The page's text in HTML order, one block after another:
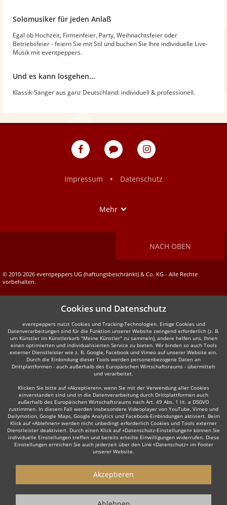
Solomusiker für jeden Anlaß
Egal ob Hochzeit, Firmenfeier, Party, Weihnachtsfeier oder
Betriebsfeier - feiern Sie mit Stil und buchen Sie Ihre individuelle Live-
Musik mit eventpeppers.
Und es kann losgehen...
Klassik-Sänger aus ganz Deutschland: individuell & professionell.
eventpeppers
Blog
eventpeppers
Impressum
• Datenschutz
Mehr
NACH OBEN
© 2010-2026 eventpeppers UG (haftungsbeschränkt) & Co. KG - Alle Rechte
vorbehalten.
Cookies und Datenschutz
eventpeppers nutzt Cookies und Tracking-Technologien. Einige Cookies und
Datenverarbeitungen sind für die Funktion unserer Website zwingend erforderlich (z. B.
um Künstler im Künstlerkorb "Meine Künstler" zu sammeln), andere helfen uns, Ihnen
einen optimierten und individualisierten Service zu bieten. Wir binden so auch Tools
externer Dienstleister wie z. B. Google, Facebook und Vimeo auf unserer Website ein.
Durch die Einbindung dieser Tools werden personenbezogene Daten an
Drittplattformen - auch außerhalb des Europäischen Wirtschaftsraums - übermittelt
und verarbeitet.
Klicken Sie bitte auf «Akzeptieren», wenn Sie mit der Verwendung aller Cookies
einverstanden sind und in die Datenverarbeitung durch Drittplattformen auch
außerhalb des Europäischen Wirtschaftsraums nach Art. 49 Abs. 1 lit. a DSGVO
zustimmen. In diesem Fall werden insbesondere Videoplayer von YouTube, Vimeo und
Dailymotion, Google Maps, Google Analytics und Facebook-Einbindungen aktiviert. Beim
Klick auf «Ablehnen» werden nicht unbedingt erforderlich Cookies und Tools externer
Dienstleister deaktiviert. Durch einen Klick auf «Datenschutz-Einstellungen» können Sie
individuelle Einstellungen treffen und bereits erteilte Einwilligungen widerrufen. Diese
Einstellungen erreichen Sie auch jederzeit über den Link «Datenschutz» im Footer
unserer Website.
Akzeptieren